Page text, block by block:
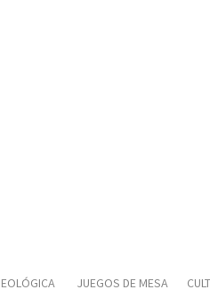
JUEGOS DE MESA